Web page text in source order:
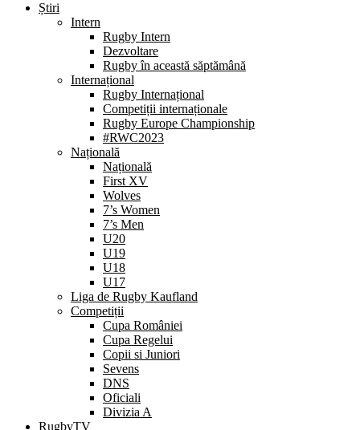
Știri
Intern
Rugby Intern
Dezvoltare
Rugby în această săptămână
Internațional
Rugby Internațional
Competiții internaționale
Rugby Europe Championship
#RWC2023
Națională
Națională
First XV
Wolves
7’s Women
7’s Men
U20
U19
U18
U17
Liga de Rugby Kaufland
Competiții
Cupa României
Cupa Regelui
Copii si Juniori
Sevens
DNS
Oficiali
Divizia A
RugbyTV